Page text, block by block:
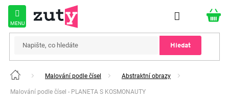
Přejít
obsah
Hledat
Domů Malování podle čísel Abstraktní obrazy
Malování podle čísel - PLANETA S KOSMONAUTY